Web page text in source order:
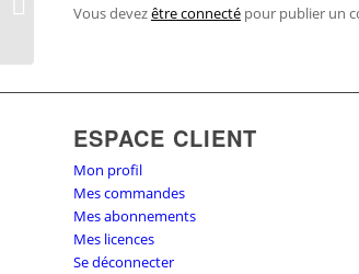
Vous devezêtre connecté pour publier un
ESPACE CLIENT
Mon profil
Mes commandes
Mes abonnements
Mes licences
Se déconnecter
Données : quelles